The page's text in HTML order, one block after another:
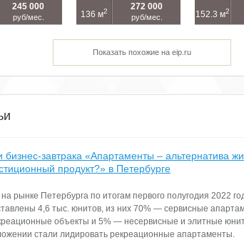
245 000
руб/мес. 136 м2 272 000
руб/мес. 152.3 м2
Показать похожие на eip.ru
бизнес-завтрака «Апартаменты – альтернатива
продукт?» в Петербурге
на рынке Петербурга по итогам первого полугодия 2022
4,6 тыс. юнитов, из них 70% — сервисные
объекты и 5% — несервисные и элитные
стали лидировать рекреационные апартаменты.